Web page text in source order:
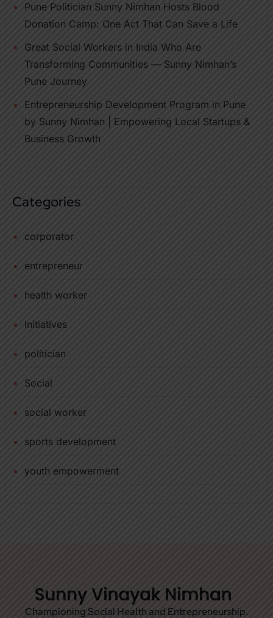
Pune Politician Sunny Nimhan Hosts Blood
Donation Camp: One Act That Can Save a Life
Great Social Workers in India Who Are
Transforming Communities — Sunny Nimhan’s
Pune Journey
Entrepreneurship Development Program in Pune
by Sunny Nimhan | Empowering Local Startups &
Business Growth
Categories
corporator
entrepreneur
health worker
Initiatives
politician
Social
social worker
sports development
youth empowerment
Championing Social Health and Entrepreneurship.